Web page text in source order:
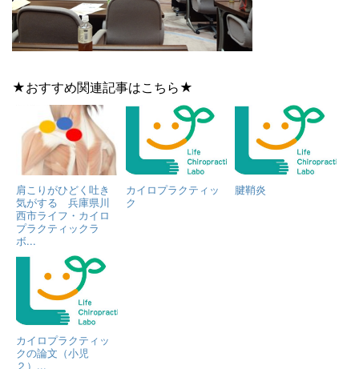
★おすすめ関連記事はこちら★
肩こりがひどく吐き
気がする 兵庫県川
西市ライフ・カイロ
プラクティックラ
ボ...
カイロプラクティッ
ク
腱鞘炎
カイロプラクティッ
クの論文（小児
２）...